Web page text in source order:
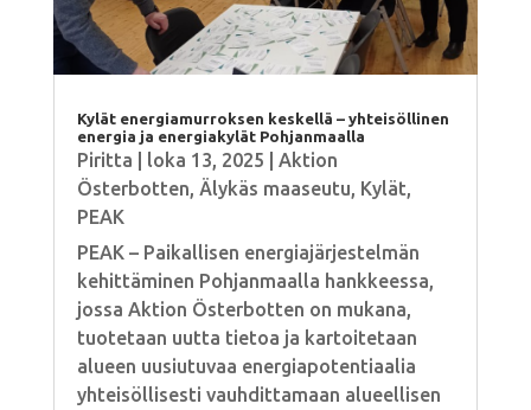
Kylät energiamurroksen keskellä – yhteisöllinen
energia ja energiakylät Pohjanmaalla
Piritta loka 13, 2025
Aktion
Österbotten, Älykäs maaseutu, Kylät,
PEAK
PEAK – Paikallisen energiajärjestelmän
kehittäminen Pohjanmaalla hankkeessa,
jossa Aktion Österbotten on mukana,
tuotetaan uutta tietoa ja kartoitetaan
alueen uusiutuvaa energiapotentiaalia
yhteisöllisesti vauhdittamaan alueellisen